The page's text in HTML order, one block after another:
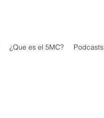
¿Que es el 5MC?